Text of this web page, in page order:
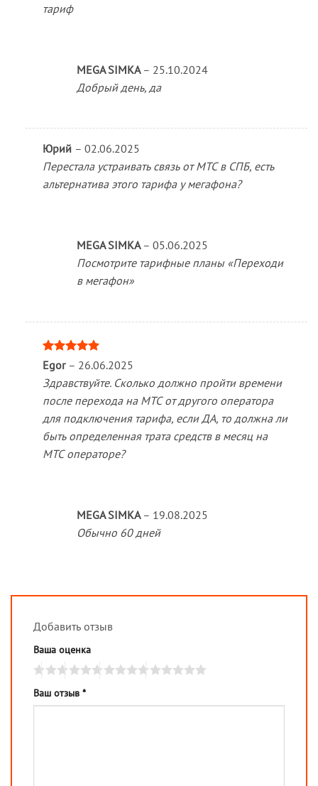
тариф
MEGA SIMKA – 25.10.2024
Добрый день, да
Юрий – 02.06.2025
Перестала устраивать связь от МТС в СПБ, есть
альтернатива этого тарифа у мегафона?
MEGA SIMKA – 05.06.2025
Посмотрите тарифные планы «Переходи
в мегафон»
Оценка5
из 5
Egor – 26.06.2025
Здравствуйте. Сколько должно пройти времени
после перехода на МТС от другого оператора
для подключения тарифа, если ДА, то должна ли
быть определенная трата средств в месяц на
МТС операторе?
MEGA SIMKA – 19.08.2025
Обычно 60 дней
Добавить отзыв
Ваша оценка
Ваш отзыв *